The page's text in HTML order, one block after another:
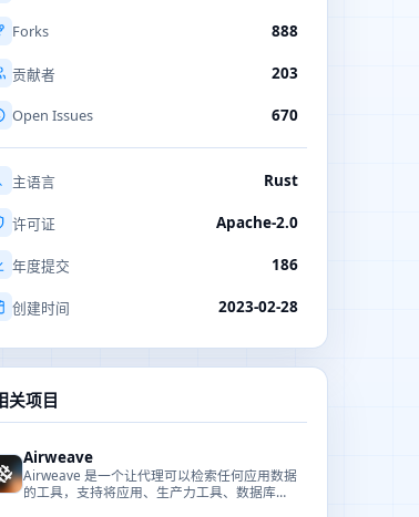
Forks 888
贡献者 203
Open Issues 670
主语言 Rust
许可证 Apache-2.0
年度提交 186
创建时间 2023-02-28
关项目
Airweave
Airweave 是一个让代理可以检索任何应用数据
的工具，支持将应用、生产力工具、数据库与